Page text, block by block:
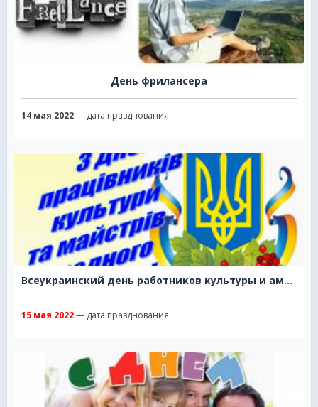
День фрилансера
14 мая 2022— дата празднования
Всеукраинский день работников культуры и аматоров народного искусств
15 мая 2022— дата празднования